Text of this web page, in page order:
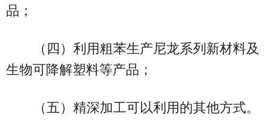
品；
（四）利用粗苯生产尼龙系列新材料及
生物可降解塑料等产品；
（五）精深加工可以利用的其他方式。